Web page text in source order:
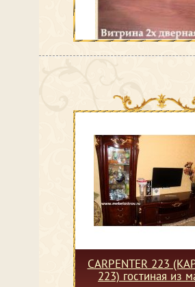
CARPENTER 223
223) гостиная из